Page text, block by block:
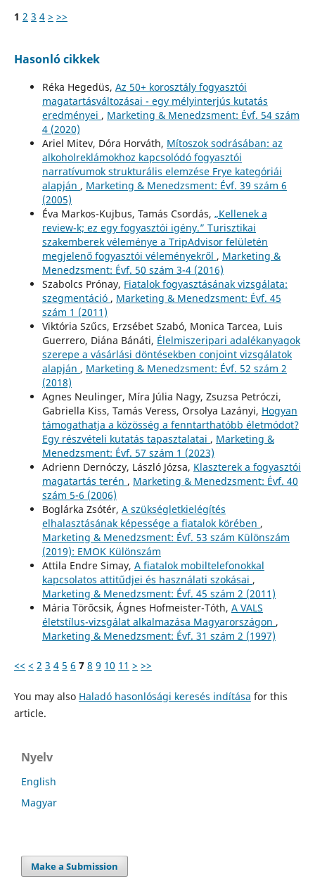
1 2 3 4 > >>
Hasonló cikkek
Réka Hegedüs, Az 50+ korosztály fogyasztói
magatartásváltozásai - egy mélyinterjús kutatás
eredményei , Marketing & Menedzsment: Évf. 54 szám
4 (2020)
Ariel Mitev, Dóra Horváth, Mítoszok sodrásában: az
alkoholreklámokhoz kapcsolódó fogyasztói
narratívumok strukturális elemzése Frye kategóriái
alapján , Marketing & Menedzsment: Évf. 39 szám 6
(2005)
Éva Markos-Kujbus, Tamás Csordás, „Kellenek a
review-k; ez egy fogyasztói igény.” Turisztikai
szakemberek véleménye a TripAdvisor felületén
megjelenő fogyasztói véleményekről , Marketing &
Menedzsment: Évf. 50 szám 3-4 (2016)
Szabolcs Prónay, Fiatalok fogyasztásának vizsgálata:
szegmentáció , Marketing & Menedzsment: Évf. 45
szám 1 (2011)
Viktória Szűcs, Erzsébet Szabó, Monica Tarcea, Luis
Guerrero, Diána Bánáti, Élelmiszeripari adalékanyagok
szerepe a vásárlási döntésekben conjoint vizsgálatok
alapján , Marketing & Menedzsment: Évf. 52 szám 2
(2018)
Agnes Neulinger, Míra Júlia Nagy, Zsuzsa Petróczi,
Gabriella Kiss, Tamás Veress, Orsolya Lazányi, Hogyan
támogathatja a közösség a fenntarthatóbb életmódot?
Egy részvételi kutatás tapasztalatai , Marketing &
Menedzsment: Évf. 57 szám 1 (2023)
Adrienn Dernóczy, László Józsa, Klaszterek a fogyasztói
magatartás terén , Marketing & Menedzsment: Évf. 40
szám 5-6 (2006)
Boglárka Zsótér, A szükségletkielégítés
elhalasztásának képessége a fiatalok körében ,
Marketing & Menedzsment: Évf. 53 szám Különszám
(2019): EMOK Különszám
Attila Endre Simay, A fiatalok mobiltelefonokkal
kapcsolatos attitűdjei és használati szokásai ,
Marketing & Menedzsment: Évf. 45 szám 2 (2011)
Mária Törőcsik, Ágnes Hofmeister-Tóth, A VALS
életstílus-vizsgálat alkalmazása Magyarországon ,
Marketing & Menedzsment: Évf. 31 szám 2 (1997)
<< < 2 3 4 5 6 7 8 9 10 11 > >>
You may also Haladó hasonlósági keresés indítása for this
article.
Nyelv
English
Magyar
Make a Submission